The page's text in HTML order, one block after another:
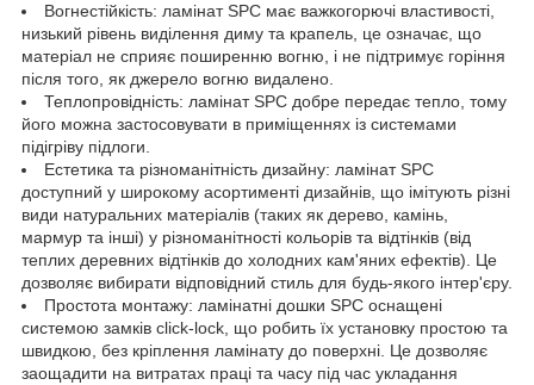
Вогнестійкість: ламінат SPC має важкогорючі властивості,
низький рівень виділення диму та крапель, це означає, що
матеріал не сприяє поширенню вогню, і не підтримує горіння
після того, як джерело вогню видалено.
Теплопровідність: ламінат SPC добре передає тепло, тому
його можна застосовувати в приміщеннях із системами
підігріву підлоги.
Естетика та різноманітність дизайну: ламінат SPC
доступний у широкому асортименті дизайнів, що імітують різні
види натуральних матеріалів (таких як дерево, камінь,
мармур та інші) у різноманітності кольорів та відтінків (від
теплих деревних відтінків до холодних кам'яних ефектів). Це
дозволяє вибирати відповідний стиль для будь-якого інтер'єру.
Простота монтажу: ламінатні дошки SPC оснащені
системою замків click-lock, що робить їх установку простою та
швидкою, без кріплення ламінату до поверхні. Це дозволяє
заощадити на витратах праці та часу під час укладання